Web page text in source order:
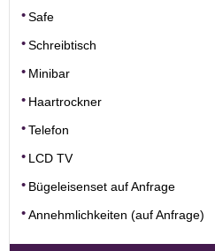
Safe
Schreibtisch
Minibar
Haartrockner
Telefon
LCD TV
Bügeleisenset auf Anfrage
Annehmlichkeiten (auf Anfrage)